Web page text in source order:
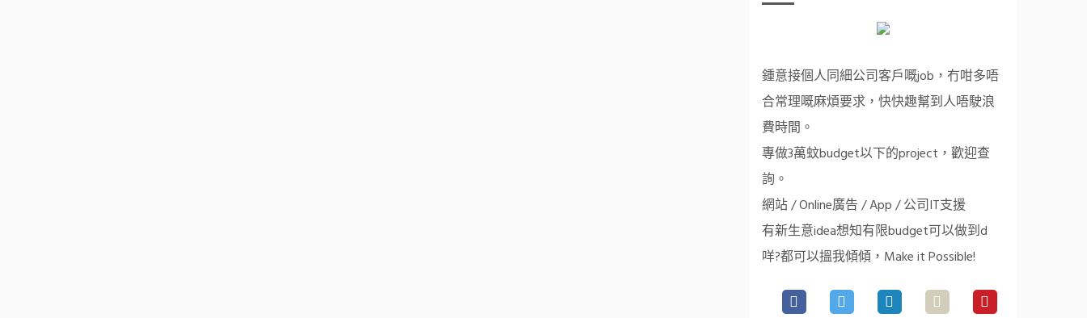
鍾意接個人同細公司客戶嘅job，冇咁多唔
合常理嘅麻煩要求，快快趣幫到人唔駛浪
費時間。
專做3萬蚊budget以下的project，歡迎查
詢。
網站 / Online廣告 / App / 公司IT支援
有新生意idea想知有限budget可以做到d
咩?都可以搵我傾傾，Make it Possible!